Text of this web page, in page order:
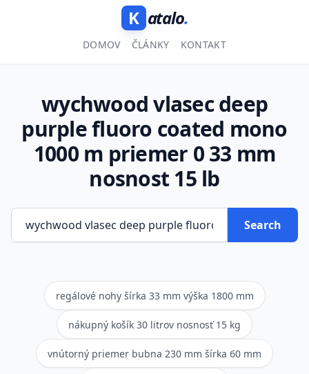
K atalo.
DOMOV ČLÁNKY KONTAKT
wychwood vlasec deep
purple fluoro coated mono
1000 m priemer 0 33 mm
nosnost 15 lb
Search
regálové nohy šírka 33 mm výška 1800 mm
nákupný košík 30 litrov nosnosť 15 kg
vnútorný priemer bubna 230 mm šírka 60 mm